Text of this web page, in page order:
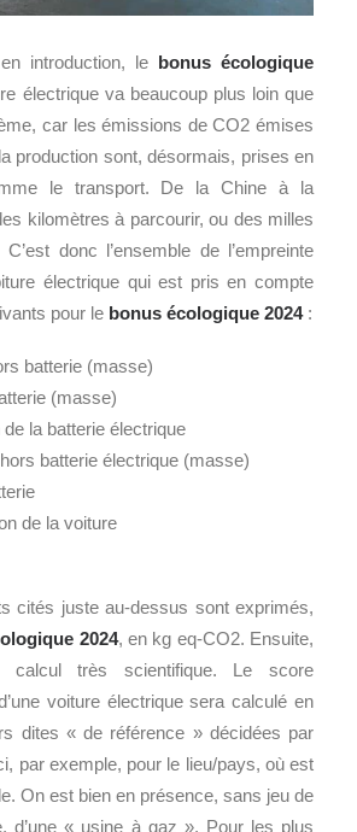
introduction, le bonus écologique
électrique va beaucoup plus loin que
car les émissions de CO2 émises
production sont, désormais, prises en
le transport. De la Chine à la
kilomètres à parcourir, ou des milles
donc l’ensemble de l’empreinte
électrique qui est pris en compte
pour le bonus écologique 2024:
batterie (masse)
(masse)
la batterie électrique
batterie électrique (masse)
de la voiture
cités juste au-dessus sont exprimés,
2024, en kg eq-CO2. Ensuite,
très scientifique. Le score
voiture électrique sera calculé en
dites « de référence » décidées par
par exemple, pour le lieu/pays, où est
On est bien en présence, sans jeu de
d’une « usine à gaz ». Pour les plus